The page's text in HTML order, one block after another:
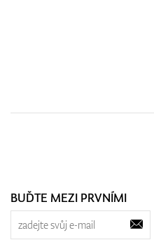
BUĎTE MEZI PRVNÍMI